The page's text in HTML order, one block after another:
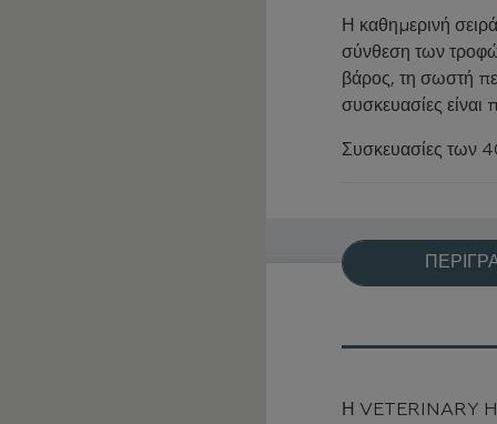
Η καθημερινή
σύνθεση των
βάρος, τη σωστή
συσκευασίες
Συσκευασίες των
Η VETERINARY